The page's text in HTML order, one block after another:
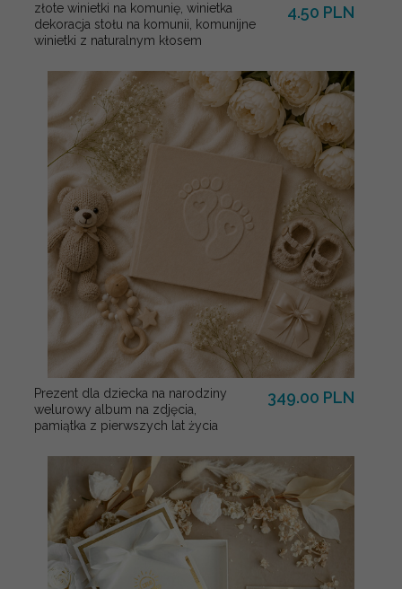
złote winietki na komunię, winietka
dekoracja stołu na komunii, komunijne
winietki z naturalnym kłosem
4.50 PLN
Prezent dla dziecka na narodziny
welurowy album na zdjęcia,
pamiątka z pierwszych lat życia
349.00 PLN